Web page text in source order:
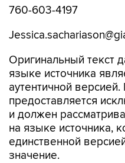
760-603-4197
Оригинальный текст
языке источника
аутентичной
предоставляется
и должен
на языке источника,
единственной
значение.